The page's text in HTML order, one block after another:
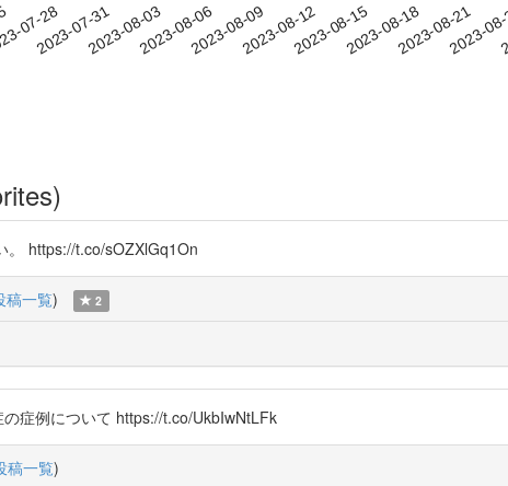
07-28
2023-07-312023-08-032023-08-062023-08-092023-08-122023-08-152023-08-182023-08-21
2023-
。 https://t.co/sOZXlGq1On
稿一覧) 2
症例について https://t.co/UkbIwNtLFk
稿一覧)